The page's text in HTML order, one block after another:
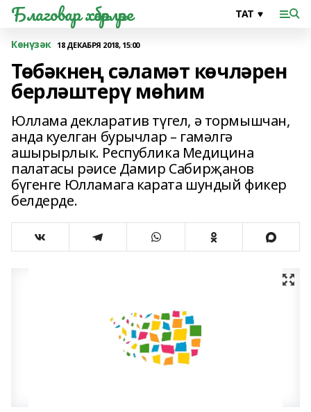
Благовар хәбәрләре
Көнүзәк 18 ДЕКАБРЯ 2018, 15:00
Төбәкнең сәламәт көчләрен
берләштерү мөһим
Юллама декларатив түгел, ә тормышчан,
анда куелган бурычлар – гамәлгә
ашырырлык. Республика Медицина
палатасы рәисе Дамир Сабирҗанов
бүгенге Юлламага карата шундый фикер
белдерде.